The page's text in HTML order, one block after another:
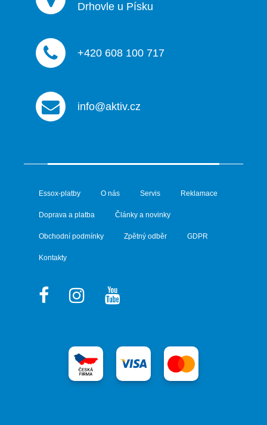
Drhovle u Písku
+420 608 100 717
info@aktiv.cz
Essox-platby O nás Servis Reklamace
Doprava a platba Články a novinky
Obchodní podmínky Zpětný odběr GDPR
Kontakty